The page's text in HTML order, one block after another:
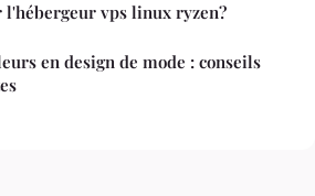
vps linux ryzen?
en design de mode : conseils